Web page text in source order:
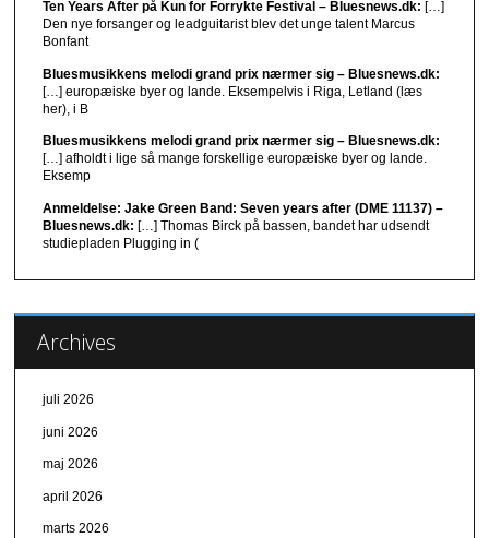
Ten Years After på Kun for Forrykte Festival – Bluesnews.dk: […]
Den nye forsanger og leadguitarist blev det unge talent Marcus
Bonfant
Bluesmusikkens melodi grand prix nærmer sig – Bluesnews.dk:
[…] europæiske byer og lande. Eksempelvis i Riga, Letland (læs
her), i B
Bluesmusikkens melodi grand prix nærmer sig – Bluesnews.dk:
[…] afholdt i lige så mange forskellige europæiske byer og lande.
Eksemp
Anmeldelse: Jake Green Band: Seven years after (DME 11137) –
Bluesnews.dk: […] Thomas Birck på bassen, bandet har udsendt
studiepladen Plugging in (
Archives
juli 2026
juni 2026
maj 2026
april 2026
marts 2026